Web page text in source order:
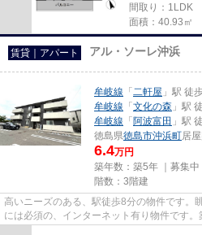
間取り：1LDK
面積：40.93㎡
賃貸｜アパート アル・ソーレ沖浜
牟岐線 「 二軒屋 」駅 徒
牟岐線 「 文化の森 」駅
牟岐線 「 阿波富田 」駅
徳島県徳島市沖浜町居
6.4万円
築年数：築5年 ｜募集中
階数：3階建
高いニーズのある、駅徒歩8分の物件です。
には必須の、インターネット有り物件です